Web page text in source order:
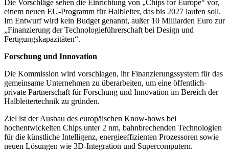
Die Vorschläge sehen die Einrichtung von „Chips for Europe“ vor,
einem neuen EU-Programm für Halbleiter, das bis 2027 laufen soll.
Im Entwurf wird kein Budget genannt, außer 10 Milliarden Euro zur
„Finanzierung der Technologieführerschaft bei Design und
Fertigungskapazitäten“.
Forschung und Innovation
Die Kommission wird vorschlagen, ihr Finanzierungssystem für das
gemeinsame Unternehmen zu überarbeiten, um eine öffentlich-
private Partnerschaft für Forschung und Innovation im Bereich der
Halbleitertechnik zu gründen.
Ziel ist der Ausbau des europäischen Know-hows bei
hochentwickelten Chips unter 2 nm, bahnbrechenden Technologien
für die künstliche Intelligenz, energieeffizienten Prozessoren sowie
neuen Lösungen wie 3D-Integration und Supercomputern.